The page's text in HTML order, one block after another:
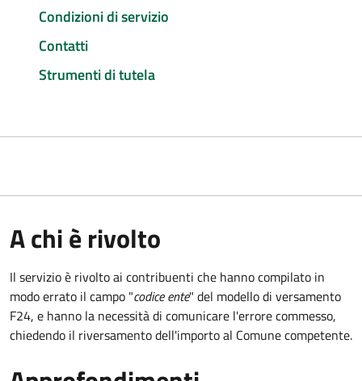
Condizioni di servizio
Contatti
Strumenti di tutela
A chi è rivolto
Il servizio è rivolto ai contribuenti che hanno compilato in
modo errato il campo "codice ente" del modello di versamento
F24, e hanno la necessità di comunicare l'errore commesso,
chiedendo il riversamento dell'importo al Comune competente.